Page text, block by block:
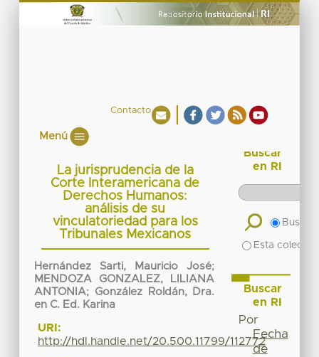
Contacto
Menú
La jurisprudencia de la
Corte Interamericana de
Derechos Humanos:
análisis de su
vinculatoriedad para los
Tribunales Mexicanos
Hernández Sarti, Mauricio José;
MENDOZA GONZALEZ, LILIANA
ANTONIA; González Roldán, Dra.
en C. Ed. Karina
URI:
http://hdl.handle.net/20.500.11799/112772
Buscar
en RI
Buscar
Esta
Buscar
en RI
Por
Fecha
de